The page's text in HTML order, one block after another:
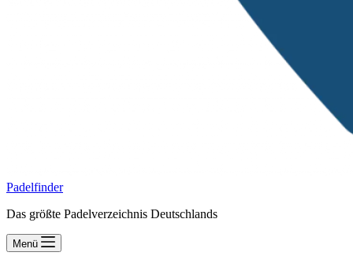
Padelfinder
Das größte Padelverzeichnis Deutschlands
Menü